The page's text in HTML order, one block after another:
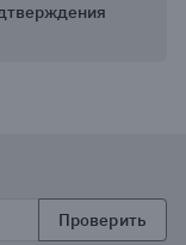
Проверить